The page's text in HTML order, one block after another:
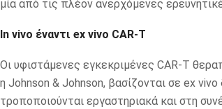
μία από τις πλέον ανερχόμενες
In vivo έναντι ex vivo CAR-T
Οι υφιστάμενες εγκεκριμένες CAR-T
η Johnson & Johnson, βασίζονται σε ex
τροποποιούνται εργαστηριακά και στη